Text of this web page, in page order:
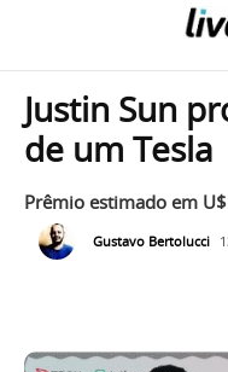
Justin Sun
de um Tesla
Prêmio estimado em
Gustavo Bertolucci